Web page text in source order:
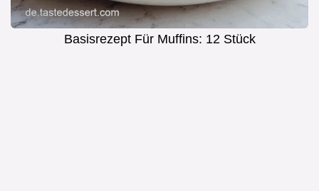
Basisrezept Für Muffins: 12 Stück